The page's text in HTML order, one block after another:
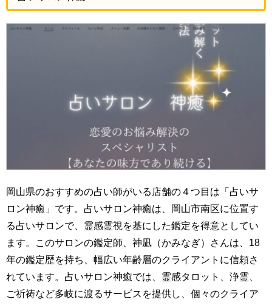
岡山県のおすすめの占い師がいる店舗の４つ目は「占いサ
ロン神癒」です。占いサロン神癒は、岡山市南区に位置す
る占いサロンで、霊感霊視を基にした鑑定を得意としてい
ます。このサロンの鑑定師、神凪（かみなぎ）さんは、18
年の鑑定歴を持ち、幅広い年齢層のクライアントに信頼さ
れています。占いサロン神癒では、霊感タロット、浄霊、
ご祈祷など多岐に渡るサービスを提供し、個々のクライア